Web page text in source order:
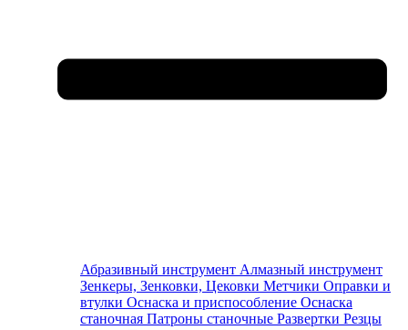
Абразивный инструмент Алмазный инструмент
Зенкеры, Зенковки, Цековки Метчики Оправки и
втулки Оснаска и приспособление Оснаска
станочная Патроны станочные Развертки Резцы